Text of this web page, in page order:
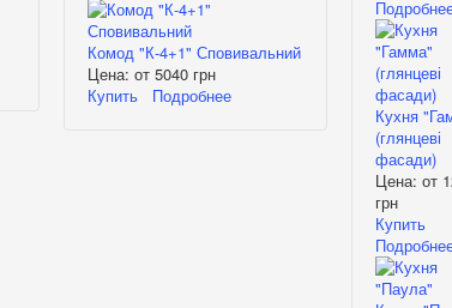
Комод "К-4+1" Сповивальний
Цена: от 5040 грн
Купить
Подробнее
Кухня
(глянцеві
фасади)
Цена: от
грн
Купить